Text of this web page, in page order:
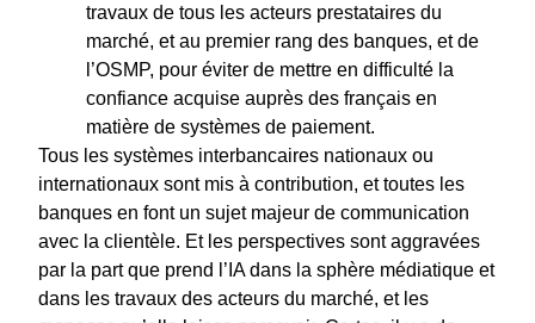
travaux de tous les acteurs prestataires du
marché, et au premier rang des banques, et de
l’OSMP, pour éviter de mettre en difficulté la
confiance acquise auprès des français en
matière de systèmes de paiement.
Tous les systèmes interbancaires nationaux ou
internationaux sont mis à contribution, et toutes les
banques en font un sujet majeur de communication
avec la clientèle. Et les perspectives sont aggravées
par la part que prend l’IA dans la sphère médiatique et
dans les travaux des acteurs du marché, et les